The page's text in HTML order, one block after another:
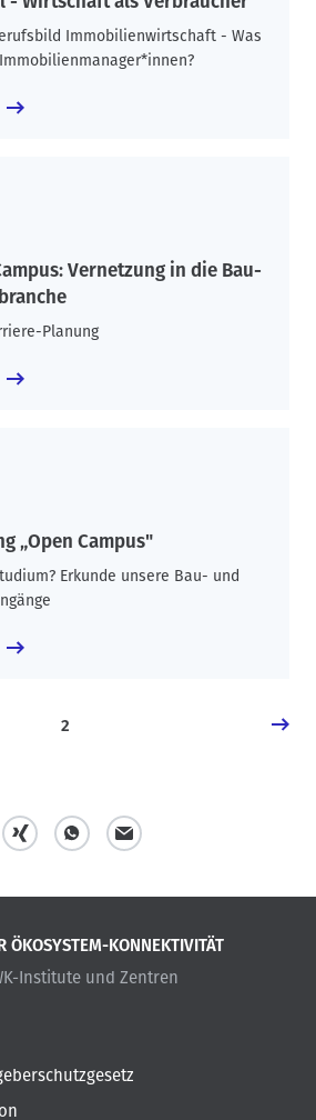
Immobilienwirtschaft - Was
Vernetzung in die Bau-
Planung
„Open Campus"
Erkunde unsere Bau- und
2
ÖKOSYSTEM-KONNEKTIVITÄT
Institute und Zentren